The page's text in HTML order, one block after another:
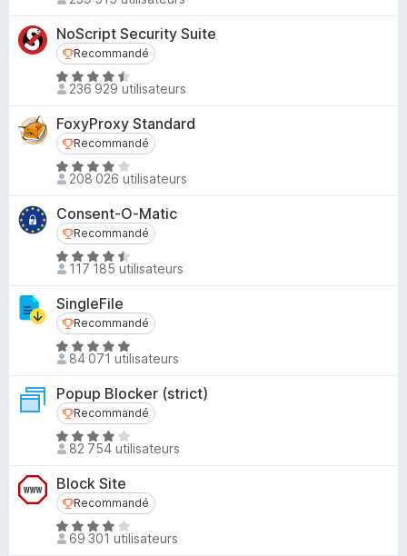
s
u
r
5
o
t
é
4
,
s
u
r
5
NoScript Security Suite
Recommandé
Recommandé
N
o
t
é
4
,
s
u
r
5
236 929 utilisateurs
FoxyProxy Standard
Recommandé
Recommandé
N
o
t
é
4
s
r
5
208 026 utilisateurs
Consent-O-Matic
Recommandé
Recommandé
N
o
t
é
4
,
s
u
r
5
117 185 utilisateurs
SingleFile
Recommandé
Recommandé
N
o
t
é
4
,
s
u
r
5
84 071 utilisateurs
Popup Blocker (strict)
Recommandé
Recommandé
N
o
t
é
4
,
82 754 utilisateurs
Block Site
Recommandé
Recommandé
N
o
69 301 utilisateurs